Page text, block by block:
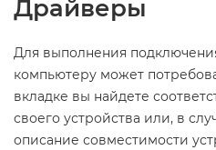
Драйверы
Для выполнения
компьютеру может
вкладке вы найдете
своего устройства или, в
описание совместимости